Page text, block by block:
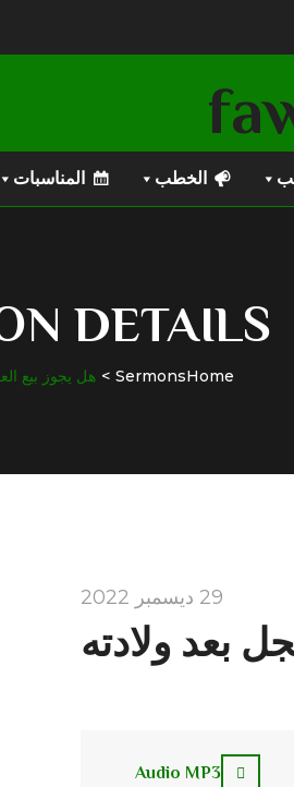
الخطب المناسبات
DETAILS
Home
Sermons هل يجوز بيع
29 ديسمبر 2022
بعد ولادته
Audio MP3